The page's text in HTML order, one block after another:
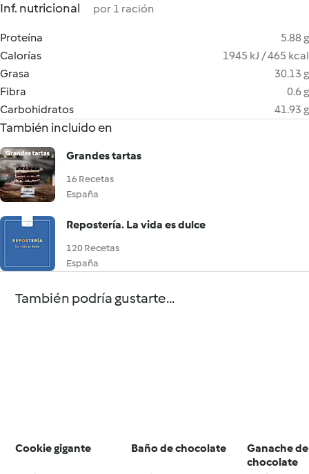
Inf. nutricional por 1 ración
Proteína
5.88 g
Calorías
1945 kJ / 465 kcal
Grasa
30.13 g
Fibra
0.6 g
Carbohidratos
41.93 g
También incluido en
Grandes tartas
16 Recetas
España
Repostería. La vida es dulce
120 Recetas
España
También podría gustarte...
Cookie gigante Baño de chocolate
Ganache de
chocolate